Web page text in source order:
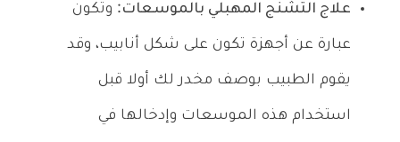
علاج التشنج المهبلي بالموسعات: وتكون
عبارة عن أجهزة تكون على شكل أنابيب، وقد
يقوم الطبيب بوصف مخدر لك أولا قبل
استخدام هذه الموسعات وإدخالها في